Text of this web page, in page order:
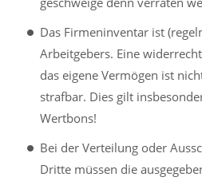
Das Firmeninventar ist
Arbeitgebers. Eine
das eigene Vermögen ist
strafbar. Dies gilt
Wertbons!
Bei der Verteilung oder
Dritte müssen die